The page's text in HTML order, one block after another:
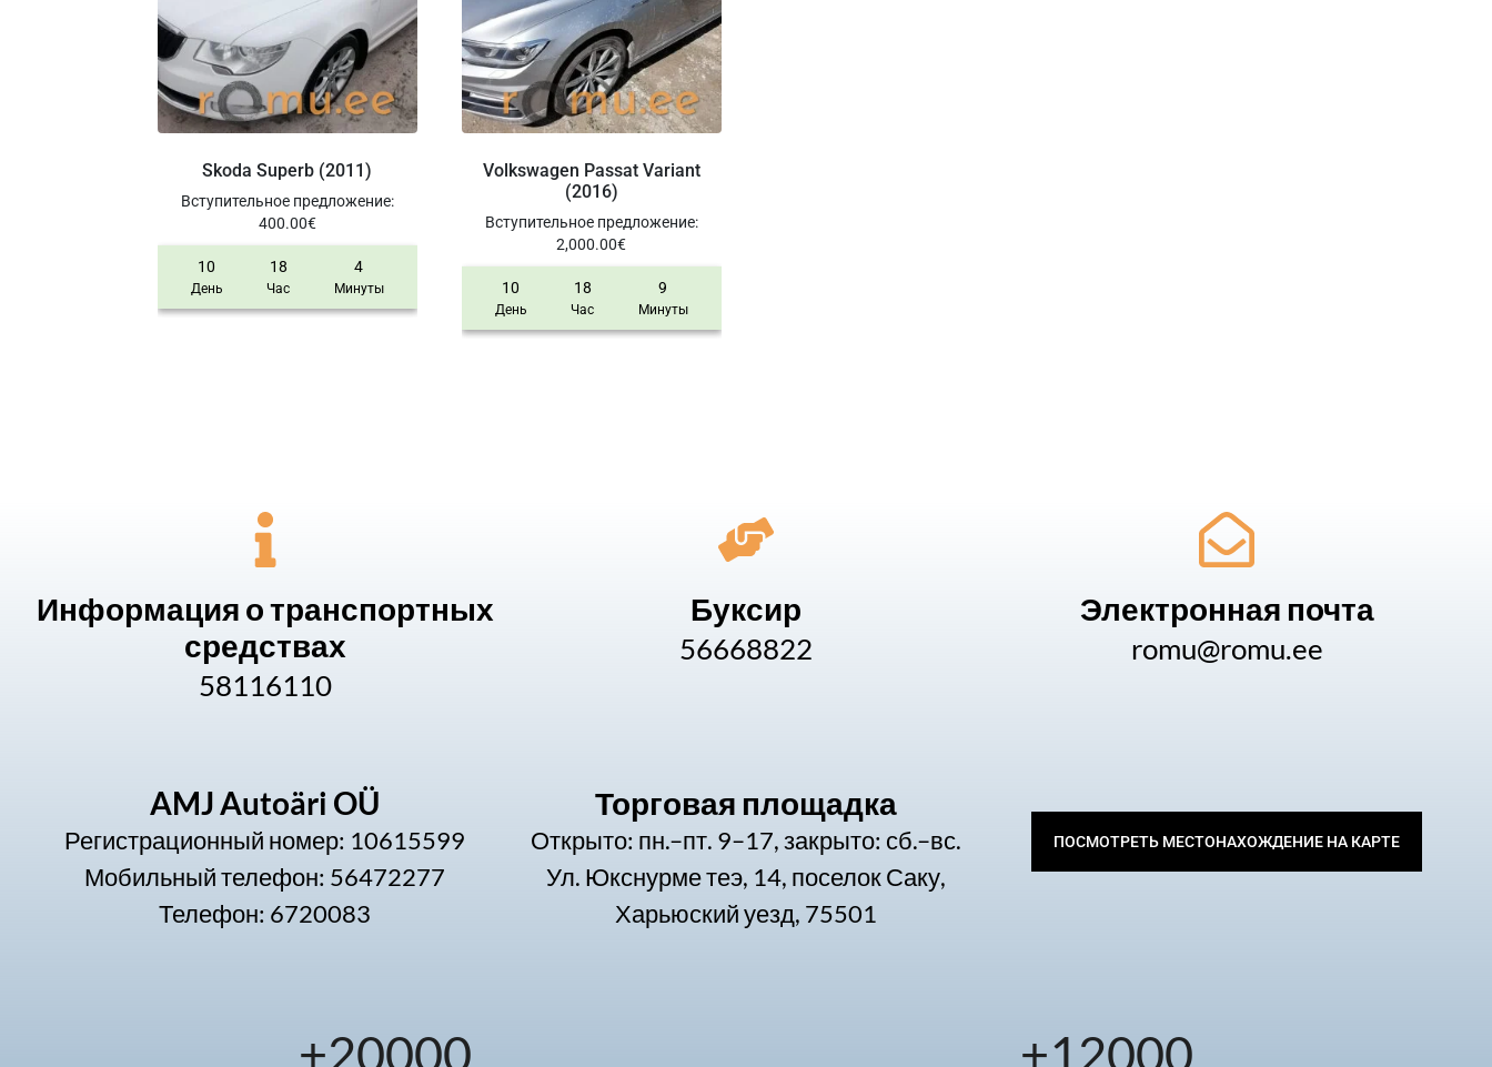
Skoda Superb (2011)
Вступительное предложение:
400.00€
10
День
18
Час
4
Минуты
Volkswagen Passat Variant
(2016)
Вступительное предложение:
2,000.00€
10
День
18
Час
9
Минуты
Информация о транспортных
средствах
58116110
Буксир
56668822
Электронная почта
romu@romu.ee
AMJ Autoäri OÜ
Регистрационный номер: 10615599
Мобильный телефон: 56472277
Телефон: 6720083
Торговая площадка
Открыто: пн.–пт. 9–17, закрыто: сб.–вс.
Ул. Юкснурме теэ, 14, поселок Саку,
Харьюский уезд, 75501
ПОСМОТРЕТЬ МЕСТОНАХОЖДЕНИЕ НА КАРТЕ
+20000 +12000